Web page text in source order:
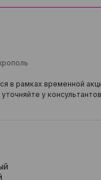
в рамках временной
у